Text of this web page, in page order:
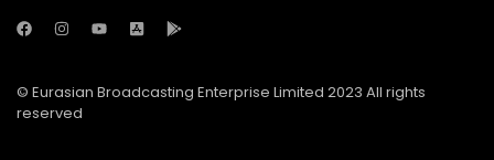
© Eurasian Broadcasting Enterprise Limited 2023 All rights
reserved